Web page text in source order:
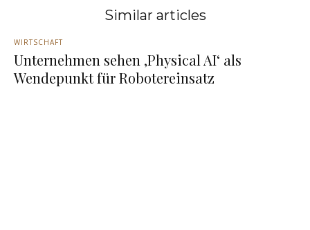
Similar articles
WIRTSCHAFT
Unternehmen sehen ‚Physical AI‘ als
Wendepunkt für Robotereinsatz